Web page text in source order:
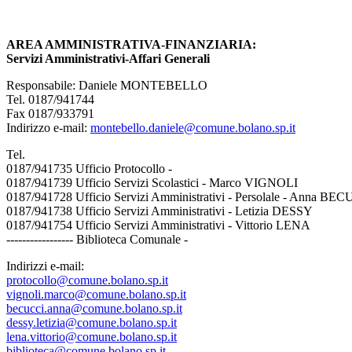
AREA AMMINISTRATIVA-FINANZIARIA:
Servizi Amministrativi-Affari Generali
Responsabile: Daniele MONTEBELLO
Tel. 0187/941744
Fax 0187/933791
Indirizzo e-mail: montebello.daniele@comune.bolano.sp.it
Tel.
0187/941735 Ufficio Protocollo -
0187/941739 Ufficio Servizi Scolastici - Marco VIGNOLI
0187/941728 Ufficio Servizi Amministrativi - Persolale - Anna
0187/941738 Ufficio Servizi Amministrativi - Letizia DESSY
0187/941754 Ufficio Servizi Amministrativi - Vittorio LENA
----------------- Biblioteca Comunale -
Indirizzi e-mail:
protocollo@comune.bolano.sp.it
vignoli.marco@comune.bolano.sp.it
becucci.anna@comune.bolano.sp.it
dessy.letizia@comune.bolano.sp.it
lena.vittorio@comune.bolano.sp.it